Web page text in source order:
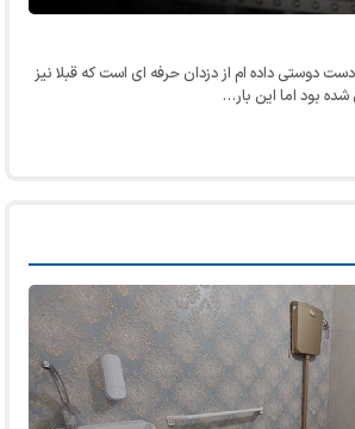
دوستی داده ام از دزدان حرفه ای است که قبلا نیز
بود اما این بار…